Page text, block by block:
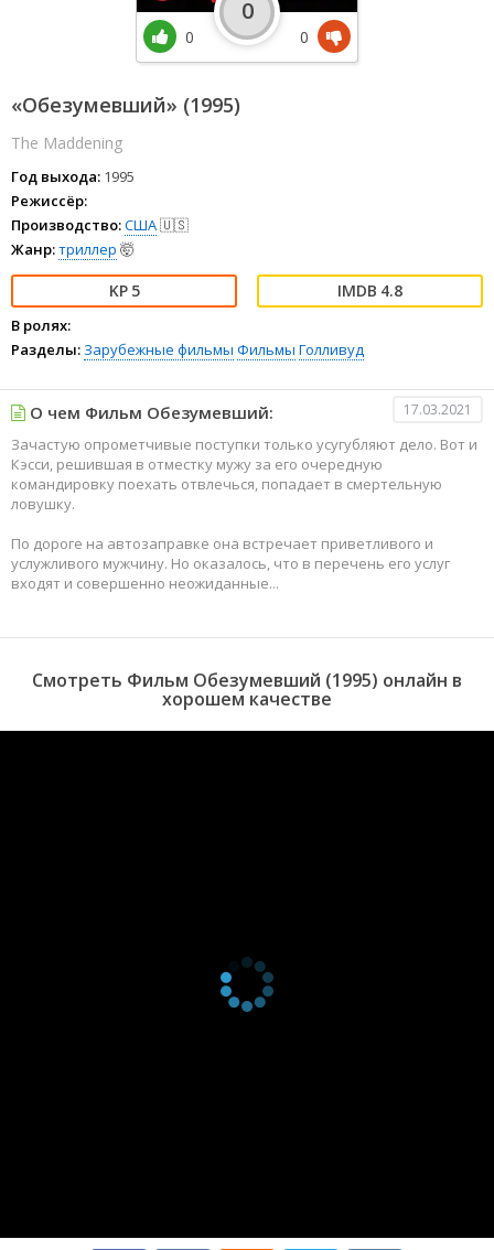
«Обезумевший» (1995)
The Maddening
Год выхода: 1995
Режиссёр:
Производство:США🇺🇸
Жанр:триллер 🤯
5 4.8
В ролях:
Разделы: Зарубежные фильмы Фильмы Голливуд
0
0
0
О чем Фильм Обезумевший: 17.03.2021
Зачастую опрометчивые поступки только усугубляют дело. Вот и
Кэсси, решившая в отместку мужу за его очередную
командировку поехать отвлечься, попадает в смертельную
ловушку.
По дороге на автозаправке она встречает приветливого и
услужливого мужчину. Но оказалось, что в перечень его услуг
входят и совершенно неожиданные...
Смотреть Фильм Обезумевший (1995) онлайн в
хорошем качестве